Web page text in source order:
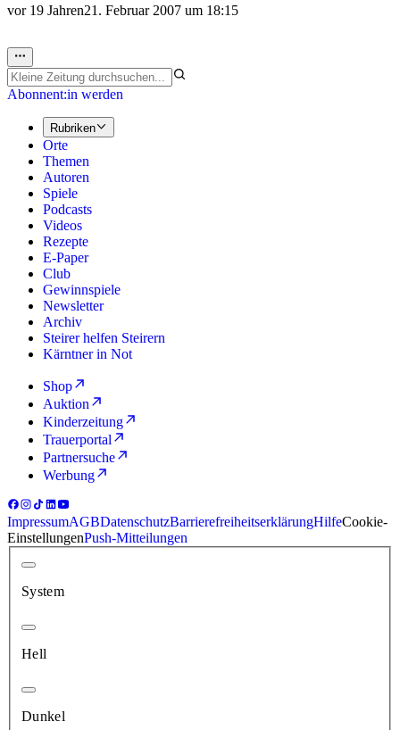
vor 19 Jahren21. Februar 2007 um 18:15
Abonnent:in werden
Rubriken
Orte
Themen
Autoren
Spiele
Podcasts
Videos
Rezepte
E-Paper
Club
Gewinnspiele
Newsletter
Archiv
Steirer helfen Steirern
Kärntner in Not
Shop
Auktion
Kinderzeitung
Trauerportal
Partnersuche
Werbung
ImpressumAGBDatenschutzBarrierefreiheitserklärungHilfeCookie-
EinstellungenPush-Mitteilungen
System
Hell
Dunkel